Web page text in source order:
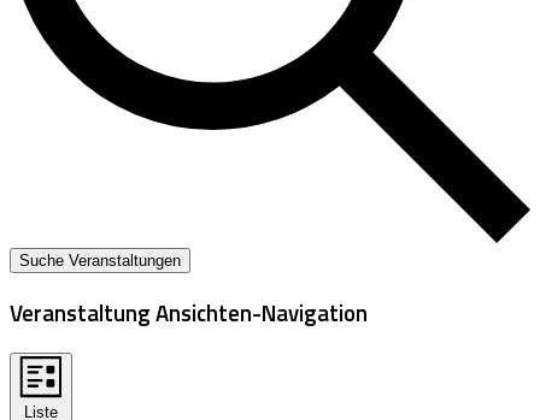
Suche Veranstaltungen
Veranstaltung Ansichten-Navigation
Liste